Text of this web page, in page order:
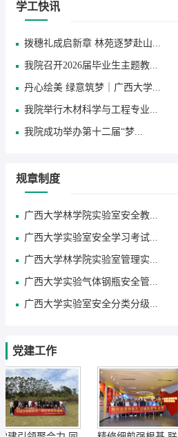
学工快讯
拨穗礼成启新章 林苑逐梦赴山...
我院召开2026届毕业生主题教...
丹心绘美 绿意筑梦｜广西大学...
我院举行木材科学与工程专业...
​我院成功举办第十二届“梦...
规章制度
广西大学林学院实验室安全教...
广西大学实验室安全学习考试...
广西大学林学院实验室管理实...
广西大学实验气体钢瓶安全管...
广西大学实验室安全分类分级...
党建工作